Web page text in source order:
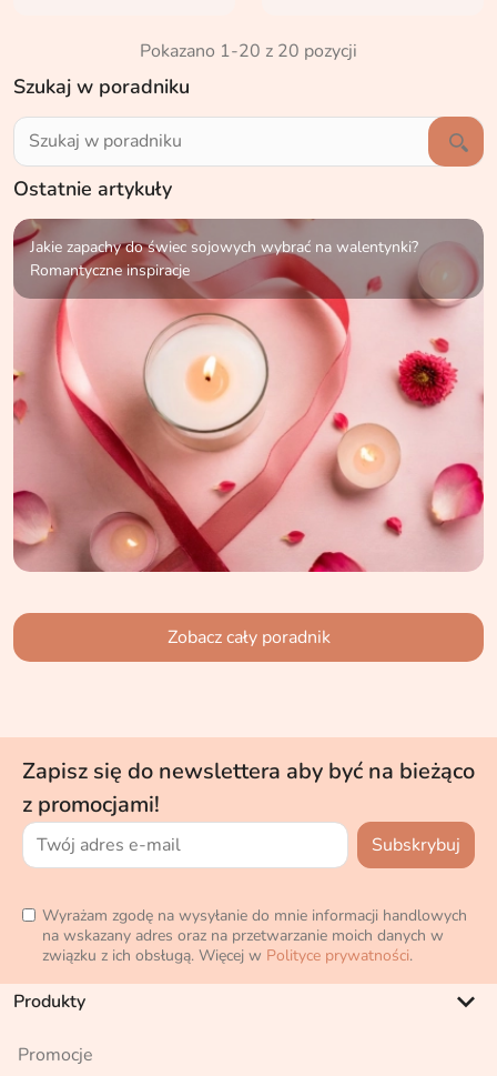
Szukaj w poradniku
Ostatnie artykuły
Jakie zapachy do świec sojowych wybrać na walentynki?
Romantyczne inspiracje
Zobacz cały poradnik
Pokazano 1-20 z 20 pozycji
Zapisz się do newslettera aby być na bieżąco
z promocjami!
Wyrażam zgodę na wysyłanie do mnie informacji handlowych
na wskazany adres oraz na przetwarzanie moich danych w
związku z ich obsługą. Więcej w Polityce prywatności.
Produkty keyboard_arrow_down
Promocje